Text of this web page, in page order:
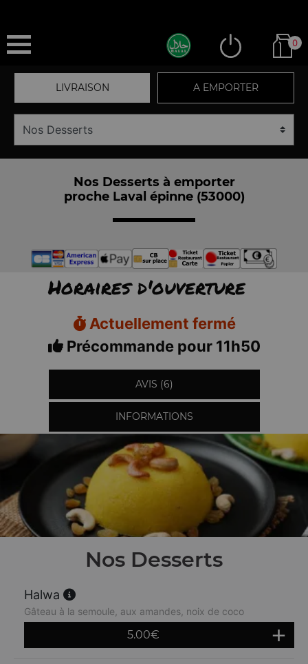
0
LIVRAISON A EMPORTER
Nos Desserts à emporter
proche Laval épinne (53000)
Horaires d'ouverture
Actuellement fermé
Précommande pour 11h50
AVIS (6)
INFORMATIONS
Nos Desserts
Halwa
Gâteau à la semoule, aux amandes, noix de coco
5.00€